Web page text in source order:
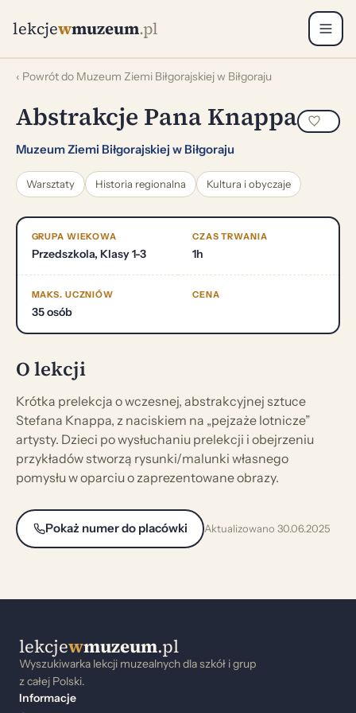
lekcjewmuzeum.pl
‹ Powrót do Muzeum Ziemi Biłgorajskiej w Biłgoraju
Abstrakcje Pana Knappa
Muzeum Ziemi Biłgorajskiej w Biłgoraju
Warsztaty Historia regionalna Kultura i obyczaje
GRUPA WIEKOWA
Przedszkola, Klasy 1-3
CZAS TRWANIA
1h
MAKS. UCZNIÓW
35 osób
CENA
O lekcji
Krótka prelekcja o wczesnej, abstrakcyjnej sztuce
Stefana Knappa, z naciskiem na „pejzaże lotnicze”
artysty. Dzieci po wysłuchaniu prelekcji i obejrzeniu
przykładów stworzą rysunki/malunki własnego
pomysłu w oparciu o zaprezentowane obrazy.
Pokaż numer do placówki Aktualizowano 30.06.2025
lekcjewmuzeum.pl
Wyszukiwarka lekcji muzealnych dla szkół i grup
z całej Polski.
Informacje